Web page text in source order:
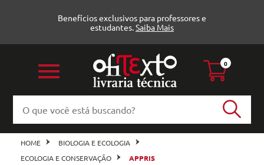
Benefícios exclusivos para professores e
estudantes. Saiba Mais
0
HOME
BIOLOGIA E ECOLOGIA
ECOLOGIA E CONSERVAÇÃO
APPRIS